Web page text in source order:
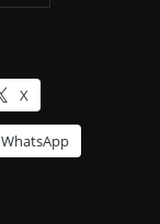
X
WhatsApp